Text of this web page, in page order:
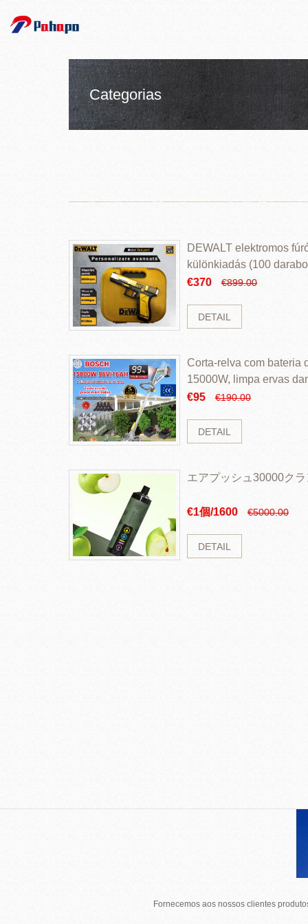
Categorias
DEWALT elektromos
különkiadás (100
€370
€899.00
DETAIL
Corta-relva com bateria
15000W, limpa ervas
rapidamente
€95 €190.00
DETAIL
エアプッシュ30000ク
€1個/1600 €5000.00
DETAIL
Fornecemos aos nossos clientes